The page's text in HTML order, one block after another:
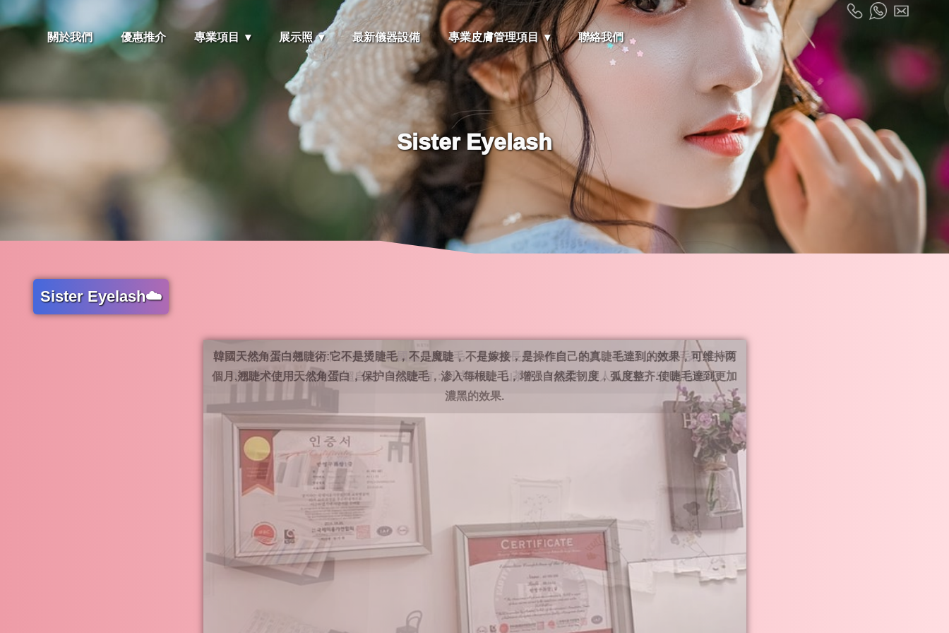
關於我們 優惠推介 專業項目 展示照 最新儀器設備 專業皮膚管理項目 聯絡我們
Sister Eyelash
Sister Eyelash☁️
日．韓.臺式嫁接睫毛不限根數採用韓國進口眼睫毛，有多種長度、粗度、卷度、甚至和人體睫毛粗度一樣
0.03睫毛都有，零感覺超自然！可做款有：日式單根、山茶花、Y綱型丶美人魚尾款、5D鳳尾開花.